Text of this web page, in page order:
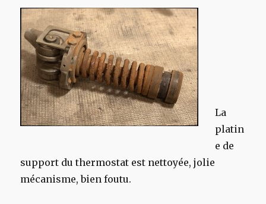
La
platin
e de
support du thermostat est nettoyée, jolie
mécanisme, bien foutu.